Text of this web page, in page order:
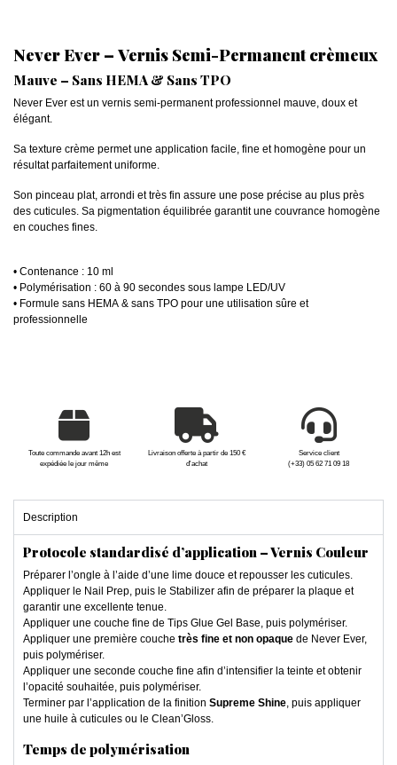
Never Ever – Vernis Semi-Permanent crèmeux
Mauve – Sans HEMA & Sans TPO
Never Ever est un vernis semi-permanent professionnel mauve, doux et
élégant.
Sa texture crème permet une application facile, fine et homogène pour un
résultat parfaitement uniforme.
Son pinceau plat, arrondi et très fin assure une pose précise au plus près
des cuticules. Sa pigmentation équilibrée garantit une couvrance homogène
en couches fines.
• Contenance : 10 ml
• Polymérisation : 60 à 90 secondes sous lampe LED/UV
• Formule sans HEMA & sans TPO pour une utilisation sûre et
professionnelle
Toute commande avant 12h est
expédiée le jour même
Livraison offerte à partir de 150 €
d'achat
Service client
(+33) 05 62 71 09 18
Description
Protocole standardisé d’application – Vernis Couleur
Préparer l’ongle à l’aide d’une lime douce et repousser les cuticules.
Appliquer le Nail Prep, puis le Stabilizer afin de préparer la plaque et
garantir une excellente tenue.
Appliquer une couche fine de Tips Glue Gel Base, puis polymériser.
Appliquer une première couche très fine et non opaque de Never Ever,
puis polymériser.
Appliquer une seconde couche fine afin d’intensifier la teinte et obtenir
l’opacité souhaitée, puis polymériser.
Terminer par l’application de la finition Supreme Shine, puis appliquer
une huile à cuticules ou le Clean’Gloss.
Temps de polymérisation